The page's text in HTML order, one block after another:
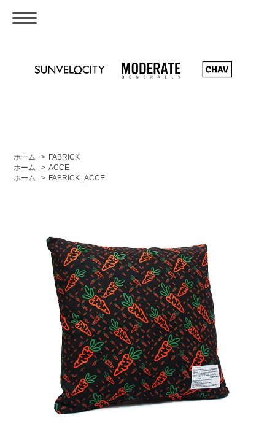
ホーム > FABRICK
ホーム
> ACCE
ホーム
> FABRICK_ACCE